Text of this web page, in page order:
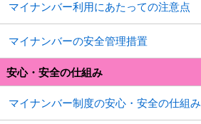
マイナンバー利用にあたっての注意点
マイナンバーの安全管理措置
安心・安全の仕組み
マイナンバー制度の安心・安全の仕組み